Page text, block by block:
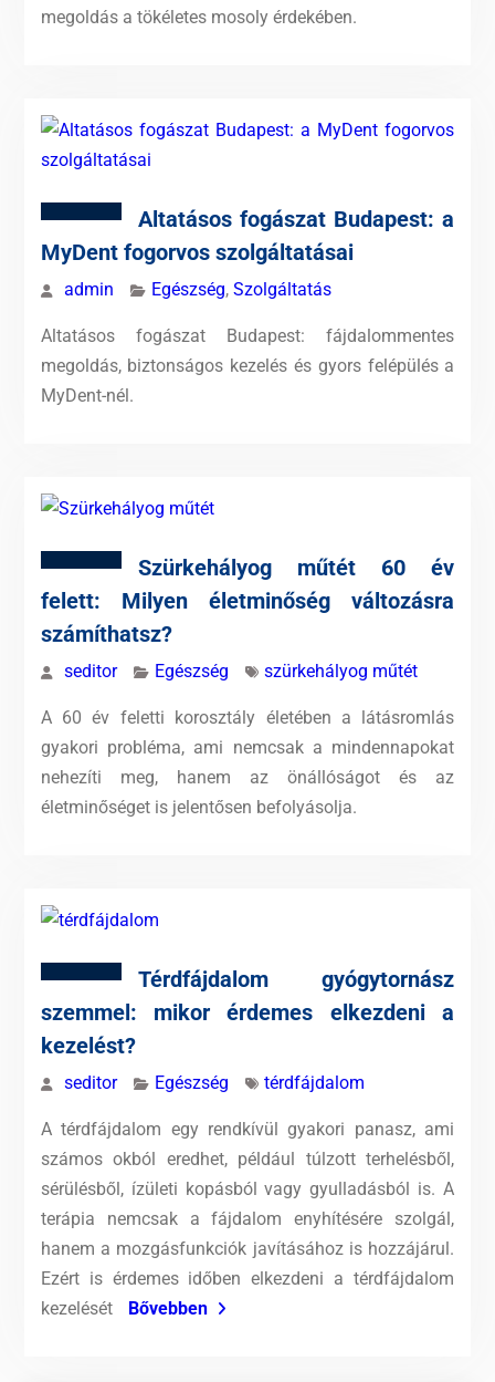
megoldás a tökéletes mosoly érdekében.
Altatásos fogászat Budapest: a
MyDent fogorvos szolgáltatásai
admin Egészség, Szolgáltatás
Altatásos fogászat Budapest: fájdalommentes
megoldás, biztonságos kezelés és gyors felépülés a
MyDent-nél.
Szürkehályog műtét 60 év
felett: Milyen életminőség változásra
számíthatsz?
seditor Egészség szürkehályog műtét
A 60 év feletti korosztály életében a látásromlás
gyakori probléma, ami nemcsak a mindennapokat
nehezíti meg, hanem az önállóságot és az
életminőséget is jelentősen befolyásolja.
Térdfájdalom gyógytornász
szemmel: mikor érdemes elkezdeni a
kezelést?
seditor Egészség térdfájdalom
A térdfájdalom egy rendkívül gyakori panasz, ami
számos okból eredhet, például túlzott terhelésből,
sérülésből, ízületi kopásból vagy gyulladásból is. A
terápia nemcsak a fájdalom enyhítésére szolgál,
hanem a mozgásfunkciók javításához is hozzájárul.
Ezért is érdemes időben elkezdeni a térdfájdalom
kezelését
Bővebben